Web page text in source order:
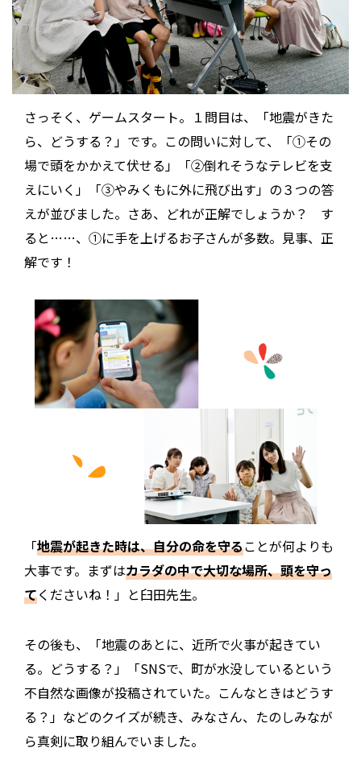
さっそく、ゲームスタート。１問目は、「地震がきた
ら、どうする？」です。この問いに対して、「①その
場で頭をかかえて伏せる」「②倒れそうなテレビを支
えにいく」「③やみくもに外に飛び出す」の３つの答
えが並びました。さあ、どれが正解でしょうか？ す
ると……、①に手を上げるお子さんが多数。見事、正
解です！
「地震が起きた時は、自分の命を守ることが何よりも
大事です。まずはカラダの中で大切な場所、頭を守っ
てくださいね！」と臼田先生。
その後も、「地震のあとに、近所で火事が起きてい
る。どうする？」「SNSで、町が水没しているという
不自然な画像が投稿されていた。こんなときはどうす
る？」などのクイズが続き、みなさん、たのしみなが
ら真剣に取り組んでいました。